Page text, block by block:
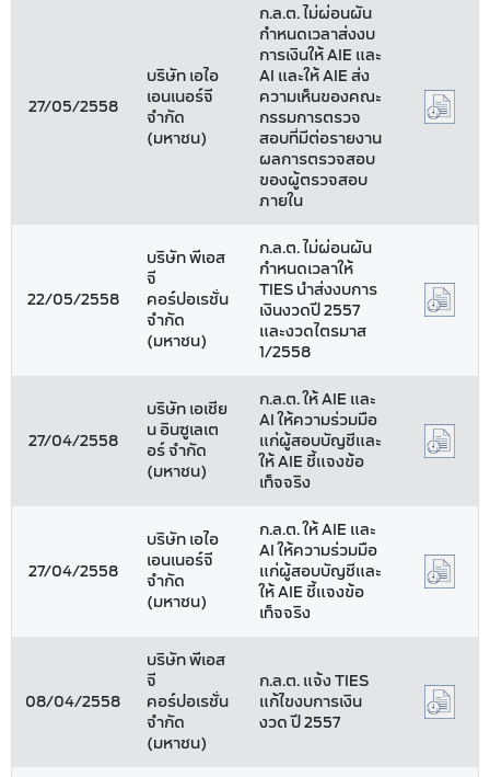
27/05/2558
บริษัท เอไอ
เอนเนอร์จี
จำกัด
(มหาชน)
ก.ล.ต. ไม่ผ่อนผัน
กำหนดเวลาส่งงบ
การเงินให้ AIE และ
AI และให้ AIE ส่ง
ความเห็นของคณะ
กรรมการตรวจ
สอบที่มีต่อรายงาน
ผลการตรวจสอบ
ของผู้ตรวจสอบ
ภายใน
22/05/2558
บริษัท พีเอส
จี
คอร์ปอเรชั่น
จำกัด
(มหาชน)
ก.ล.ต. ไม่ผ่อนผัน
กำหนดเวลาให้
TIES นำส่งงบการ
เงินงวดปี 2557
และงวดไตรมาส
1/2558
27/04/2558
บริษัท เอเชีย
น อินซูเลเต
อร์ จำกัด
(มหาชน)
ก.ล.ต. ให้ AIE และ
AI ให้ความร่วมมือ
แก่ผู้สอบบัญชีและ
ให้ AIE ชี้แจงข้อ
เท็จจริง
27/04/2558
บริษัท เอไอ
เอนเนอร์จี
จำกัด
(มหาชน)
ก.ล.ต. ให้ AIE และ
AI ให้ความร่วมมือ
แก่ผู้สอบบัญชีและ
ให้ AIE ชี้แจงข้อ
เท็จจริง
08/04/2558
บริษัท พีเอส
จี
คอร์ปอเรชั่น
จำกัด
(มหาชน)
ก.ล.ต. แจ้ง TIES
แก้ไขงบการเงิน
งวด ปี 2557